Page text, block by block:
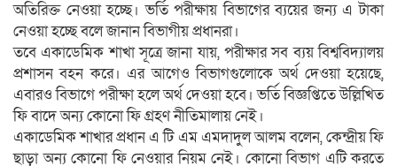
অতিরিক্ত নেওয়া হচ্ছে। ভর্তি পরীক্ষায় বিভাগের ব্যয়ের জন্য এ টাকা
নেওয়া হচ্ছে বলে জানান বিভাগীয় প্রধানরা।
তবে একাডেমিক শাখা সূত্রে জানা যায়, পরীক্ষার সব ব্যয় বিশ্ববিদ্যালয়
প্রশাসন বহন করে। এর আগেও বিভাগগুলোকে অর্থ দেওয়া হয়েছে,
এবারও বিভাগে পরীক্ষা হলে অর্থ দেওয়া হবে। ভর্তি বিজ্ঞপ্তিতে উল্লিখিত
ফি বাদে অন্য কোনো ফি গ্রহণ নীতিমালায় নেই।
একাডেমিক শাখার প্রধান এ টি এম এমদাদুল আলম বলেন, কেন্দ্রীয় ফি
ছাড়া অন্য কোনো ফি নেওয়ার নিয়ম নেই। কোনো বিভাগ এটি করতে